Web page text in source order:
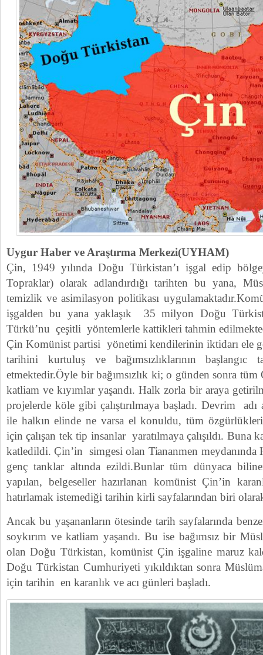
Uygur Haber ve Araştırma Merkezi(UYHAM)
Çin, 1949 yılında Doğu Türkistan’ı işgal edip
Topraklar) olarak adlandırdığı tarihten bu yana,
temizlik ve asimilasyon politikası
işgalden bu yana yaklaşık 35 milyon Doğu
Türkü’nu çeşitli yöntemlerle kattikleri tahmin
Çin Komünist partisi yönetimi kendilerinin iktidarı ele
tarihini kurtuluş ve bağımsızlıklarının
etmektedir.Öyle bir bağımsızlık ki; o günden sonra
katliam ve kıyımlar yaşandı. Halk zorla bir araya
projelerde köle gibi çalıştırılmaya başladı. Devrim adı
ile halkın elinde ne varsa el konuldu, tüm özgürlükleri
için çalışan tek tip insanlar yaratılmaya çalışıldı. Buna
katledildi. Çin’in simgesi olan Tiananmen meydanında
genç tanklar altında ezildi.Bunlar tüm dünyaca
yapılan, belgeseller hazırlanan komünist Çin’in
hatırlamak istemediği tarihin kirli sayfalarından biri
Ancak bu yaşananların ötesinde tarih sayfalarında
soykırım ve katliam yaşandı. Bu ise bağımsız bir
olan Doğu Türkistan, komünist Çin işgaline maruz
Doğu Türkistan Cumhuriyeti yıkıldıktan sonra
için tarihin en karanlık ve acı günleri başladı.